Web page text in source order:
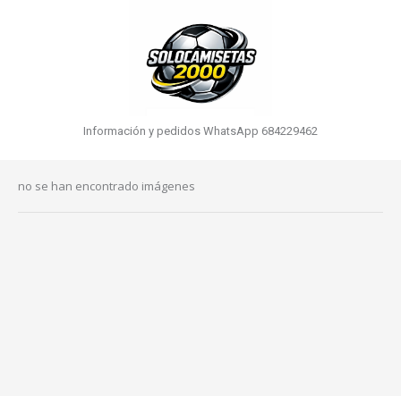
Información y pedidos WhatsApp 684229462
no se han encontrado imágenes